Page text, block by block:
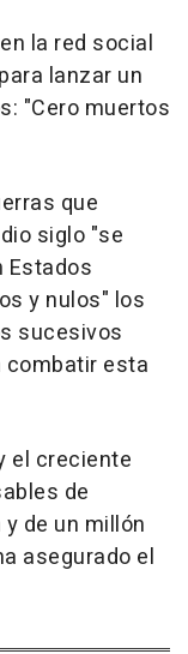
la red social
lanzar un
"Cero muertos
que
siglo "se
Estados
y nulos" los
sucesivos
combatir esta
el creciente
de
de un millón
asegurado el